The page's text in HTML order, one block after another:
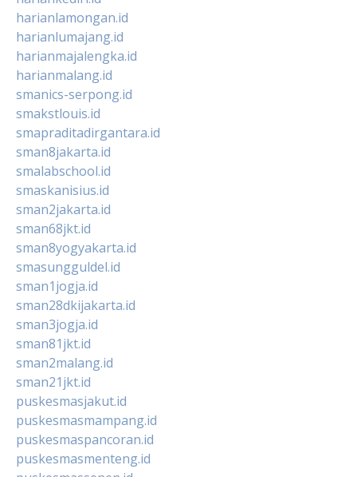
harianlamongan.id
harianlumajang.id
harianmajalengka.id
harianmalang.id
smanics-serpong.id
smakstlouis.id
smapraditadirgantara.id
sman8jakarta.id
smalabschool.id
smaskanisius.id
sman2jakarta.id
sman68jkt.id
sman8yogyakarta.id
smasungguldel.id
sman1jogja.id
sman28dkijakarta.id
sman3jogja.id
sman81jkt.id
sman2malang.id
sman21jkt.id
puskesmasjakut.id
puskesmasmampang.id
puskesmaspancoran.id
puskesmasmenteng.id